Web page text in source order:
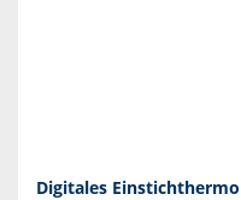
Digitales